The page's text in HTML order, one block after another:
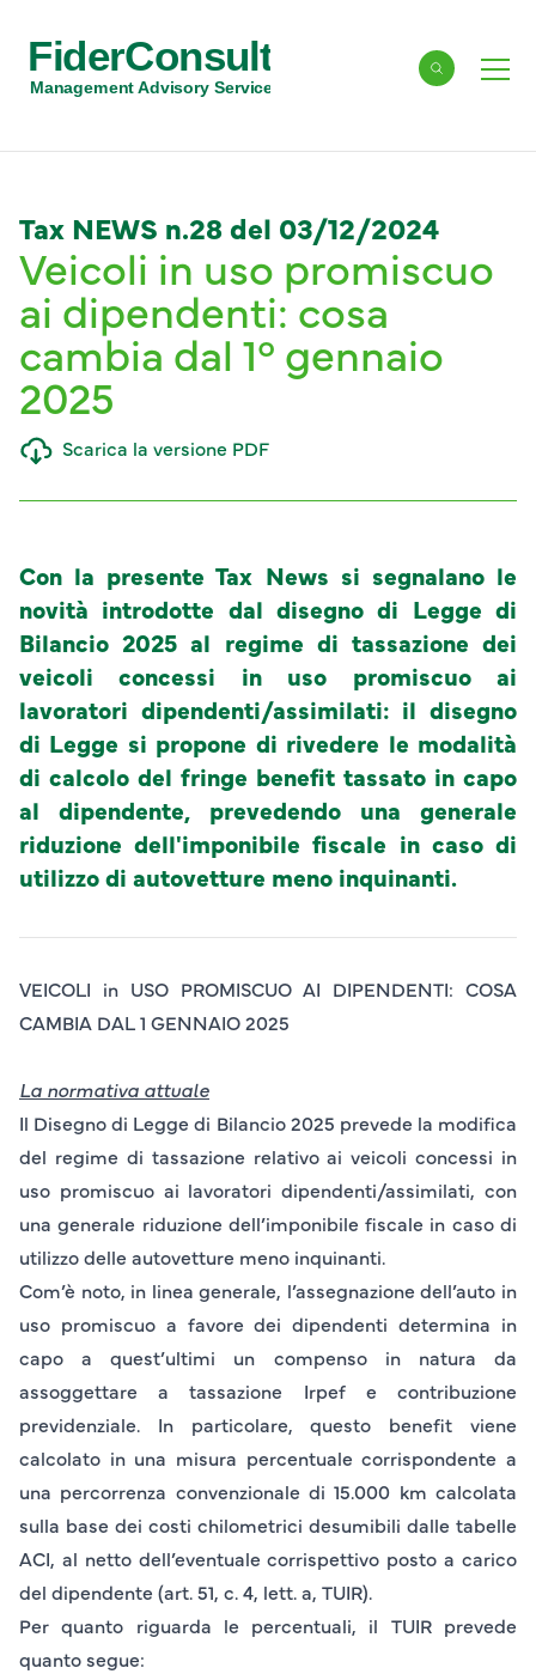
FiderConsult
Management Advisory Services Cerca
Tax NEWS n.28 del 03/12/2024
Veicoli in uso promiscuo
ai dipendenti: cosa
cambia dal 1° gennaio
2025
Scarica la versione PDF
Con la presente Tax News si segnalano le
novità introdotte dal disegno di Legge di
Bilancio 2025 al regime di tassazione dei
veicoli concessi in uso promiscuo ai
lavoratori dipendenti/assimilati: il disegno
di Legge si propone di rivedere le modalità
di calcolo del fringe benefit tassato in capo
al dipendente, prevedendo una generale
riduzione dell'imponibile fiscale in caso di
utilizzo di autovetture meno inquinanti.
VEICOLI in USO PROMISCUO AI DIPENDENTI: COSA
CAMBIA DAL 1 GENNAIO 2025
La normativa attuale
Il Disegno di Legge di Bilancio 2025 prevede la modifica
del regime di tassazione relativo ai veicoli concessi in
uso promiscuo ai lavoratori dipendenti/assimilati, con
una generale riduzione dell’imponibile fiscale in caso di
utilizzo delle autovetture meno inquinanti.
Com’è noto, in linea generale, l’assegnazione dell’auto in
uso promiscuo a favore dei dipendenti determina in
capo a quest’ultimi un compenso in natura da
assoggettare a tassazione Irpef e contribuzione
previdenziale. In particolare, questo benefitviene
calcolato in una misura percentualecorrispondente a
una percorrenza convenzionale di 15.000 km calcolata
sulla base dei costi chilometrici desumibili dalle tabelle
ACI, al netto dell’eventuale corrispettivo posto a carico
del dipendente (art. 51, c. 4, lett. a, TUIR).
Per quanto riguarda le percentuali, il TUIR prevede
quanto segue: